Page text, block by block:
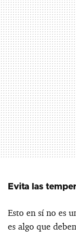
Evita las
Esto en sí no es
es algo que